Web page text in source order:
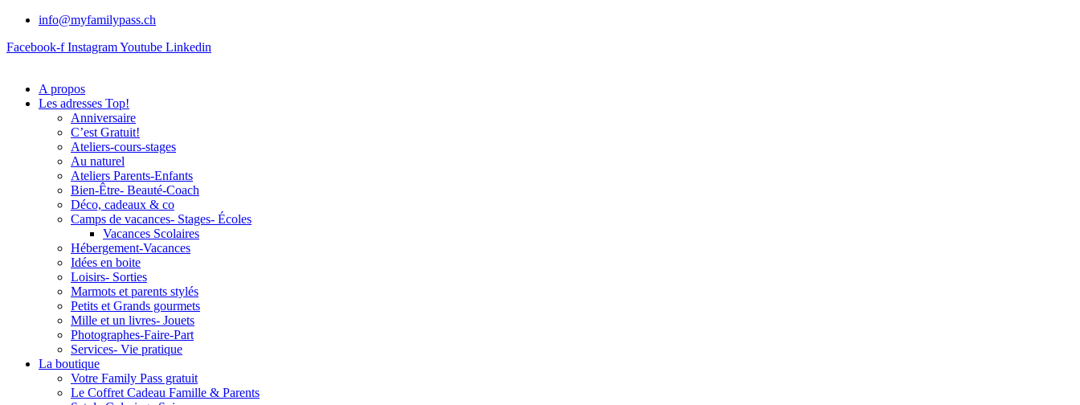
info@myfamilypass.ch
Facebook-f InstagramYoutube Linkedin
A propos
Les adresses Top!
Anniversaire
C’est Gratuit!
Ateliers-cours-stages
Au naturel
Ateliers Parents-Enfants
Bien-Être- Beauté-Coach
Déco, cadeaux & co
Camps de vacances- Stages- Écoles
Vacances Scolaires
Hébergement-Vacances
Idées en boite
Loisirs- Sorties
Marmots et parents stylés
Petits et Grands gourmets
Mille et un livres- Jouets
Photographes-Faire-Part
Services- Vie pratique
La boutique
Votre Family Pass gratuit
Le Coffret Cadeau Famille & Parents